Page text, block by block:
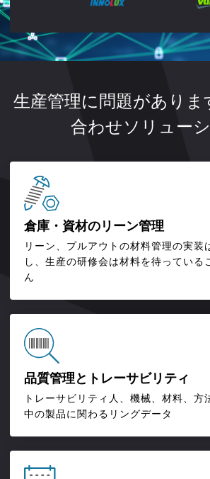
生産管理に問題がありま
合わせソリュー
倉庫・資材のリーン管理
リーン、プルアウトの材料管理の実装
し、生産の研修会は材料を待ってい
ん
品質管理とトレーサビリティ
トレーサビリティ人、機械、材料、方
中の製品に関わるリングデータ